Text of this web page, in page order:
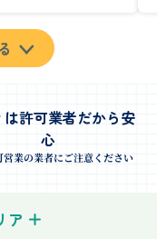
ました。特に、
や壊れた家電な
が難しいものが
。
2名のスタッフが来
さり、作業の流れ
心感を持って作
は許可業者だから安
心
業の業者にご注意ください
ア